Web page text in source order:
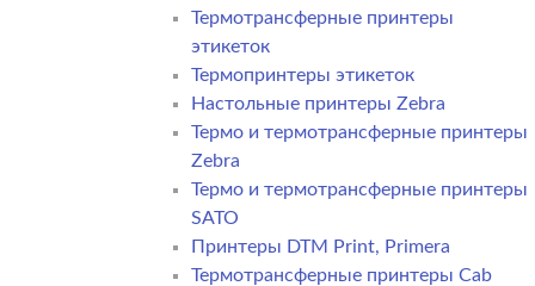
Термотрансферные принтеры
этикеток
Термопринтеры этикеток
Настольные принтеры Zebra
Термо и термотрансферные принтеры
Zebra
Термо и термотрансферные принтеры
SATO
Принтеры DTM Print, Primera
Термотрансферные принтеры Cab